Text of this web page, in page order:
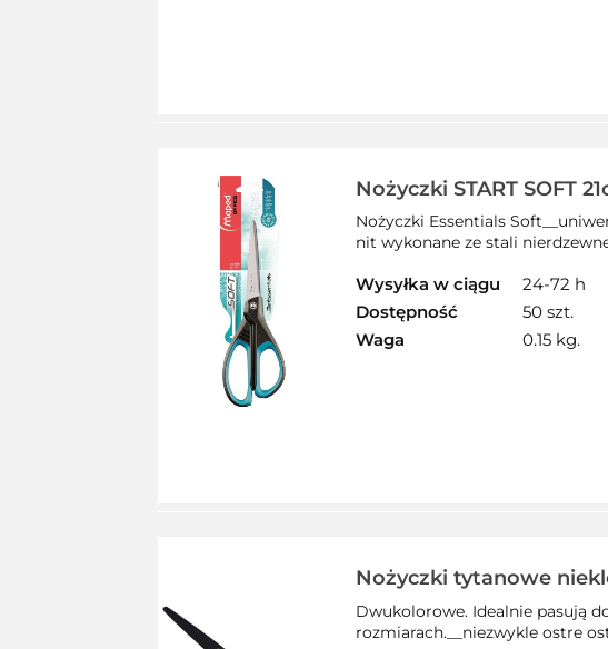
Nożyczki START SOFT
468310
Nożyczki Essentials
nit wykonane ze stali
Wysyłka w ciągu
24-72 h
Dostępność
50 szt.
Waga
0.15 kg.
Nożyczki tytanowe
54196095
Dwukolorowe. Idealnie pasują
rozmiarach.__niezwykle ostre